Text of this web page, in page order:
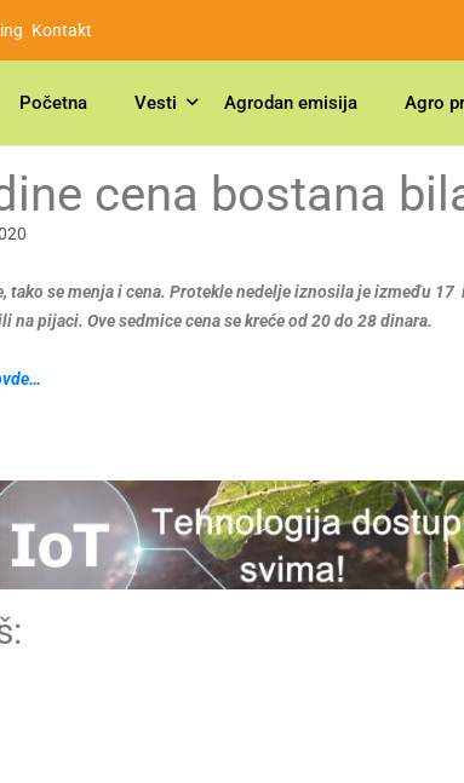
Kontakt
Početna Vesti Agrodan emisija Agro
cena bostana
tako se menja i cena. Protekle nedelje iznosila je između
na pijaci. Ove sedmice cena se kreće od 20 do 28 dinara.